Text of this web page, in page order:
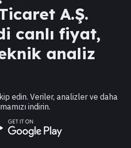
A.Ş.
canlı fiyat,
analiz
edin. Veriler, analizler ve daha
indirin.